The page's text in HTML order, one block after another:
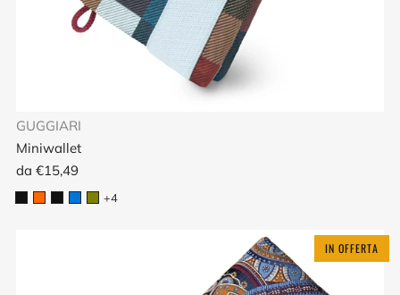
GUGGIARI
Miniwallet
da €15,49
+4
IN OFFERTA